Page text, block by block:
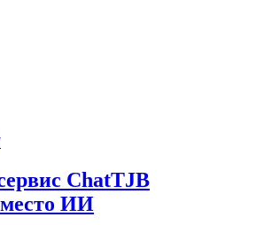
ChatTJB
ИИ